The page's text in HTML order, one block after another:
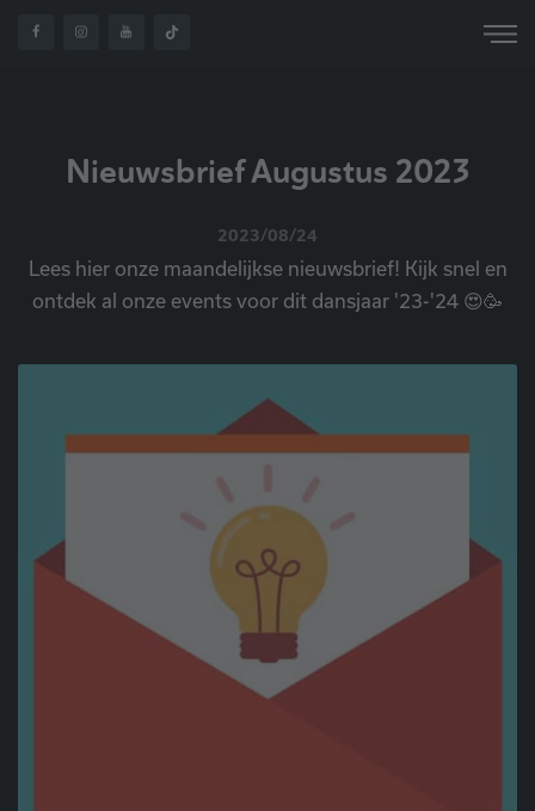
Nieuwsbrief Augustus 2023
2023/08/24
Lees hier onze maandelijkse nieuwsbrief! Kijk snel en
ontdek al onze events voor dit dansjaar '23-'24 😍🥳